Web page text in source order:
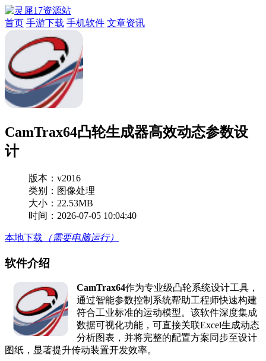
首页 手游下载 手机软件 文章资讯
CamTrax64凸轮生成器高效动态参数设
计
版本： v2016
类别：图像处理
大小：22.53MB
时间：2026-07-05 10:04:40
本地下载 （需要电脑运行）
软件介绍
CamTrax64作为专业级凸轮系统设计工具，
通过智能参数控制系统帮助工程师快速构建
符合工业标准的运动模型。该软件深度集成
数据可视化功能，可直接关联Excel生成动态
分析图表，并将完整的配置方案同步至设计
图纸，显著提升传动装置开发效率。